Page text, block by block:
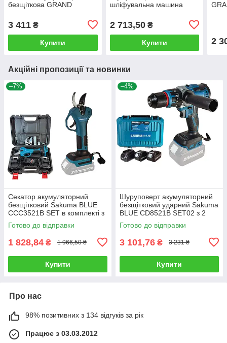
безщіткова GRAND
низькопрофільною
головою редуктора і 1 АКБ
20 В / 4 А
3 411 ₴
Купити
шліфувальна машина
20BL/PRO-1 з 1 АКБ і
зарядним
2 713,50₴
Купити 2
Акційні пропозиції та новинки
–7%
Секатор акумуляторний
безщітковий Sakuma BLUE
CCC3521B SET в комплекті з
АКБ 21 В/2 Ач
Готово до відправки
1 828,84 ₴ 1 966,50 ₴
Купити
–4%
Шуруповерт акумуляторний
безщітковий ударний Sakuma
BLUE CD8521B SET02 з 2
АКБ та зарядним пристроєм
Готово до відправки
3 101,76 ₴ 3 231 ₴
Купити
Про нас
98% позитивних з 134 відгуків за рік
Працює з 03.03.2012